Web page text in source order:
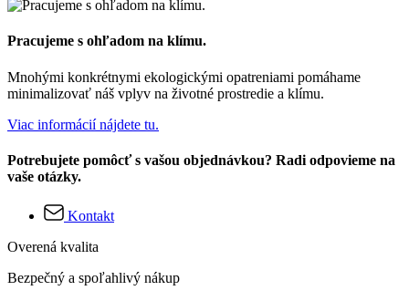
Pracujeme s ohľadom na klímu.
Mnohými konkrétnymi ekologickými opatreniami pomáhame
minimalizovať náš vplyv na životné prostredie a klímu.
Viac informácií nájdete tu.
Potrebujete pomôcť s vašou objednávkou? Radi odpovieme na
vaše otázky.
Kontakt
Overená kvalita
Bezpečný a spoľahlivý nákup